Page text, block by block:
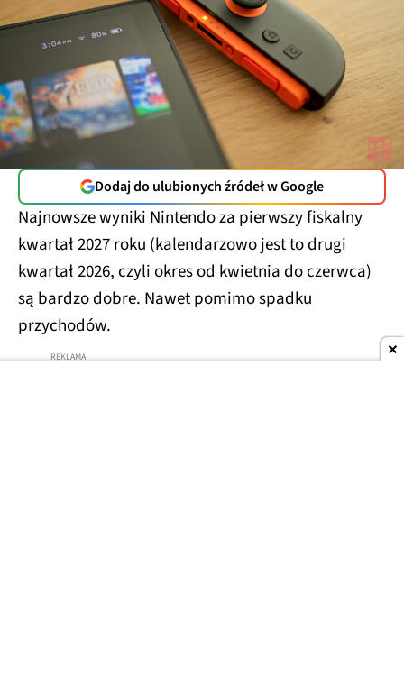
Dodaj do ulubionych źródeł w Google
Najnowsze wyniki Nintendo za pierwszy fiskalny
kwartał 2027 roku (kalendarzowo jest to drugi
kwartał 2026, czyli okres od kwietnia do czerwca)
są bardzo dobre. Nawet pomimo spadku
przychodów.